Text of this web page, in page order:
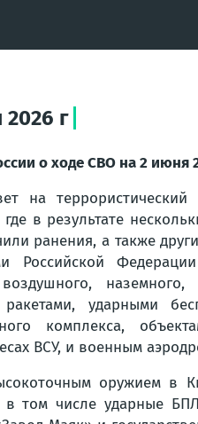
г
о ходе СВО на 2 июня
на
в результате
ранения, а также
Российской
ракетами, ударными
комплекса,
ВСУ, и военным
оружием в
в том числе ударные